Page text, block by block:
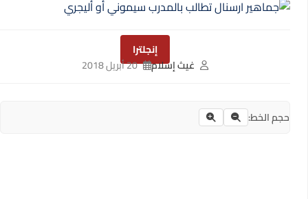
إنجلترا
غيث إسلام
20 أبريل 2018
حجم الخط: